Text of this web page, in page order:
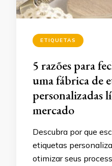
ETIQUETAS
5 razões para
uma fábrica de
personalizadas
mercado
Descubra por que
etiquetas
otimizar seus